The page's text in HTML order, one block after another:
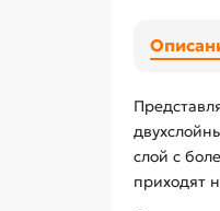
слой с
приходят